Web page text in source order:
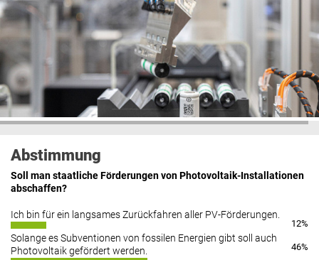
Abstimmung
Soll man staatliche Förderungen von Photovoltaik-Installationen
abschaffen?
Ich bin für ein langsames Zurückfahren aller PV-Förderungen.
12%
Solange es Subventionen von fossilen Energien gibt soll auch
Photovoltaik gefördert werden.
46%